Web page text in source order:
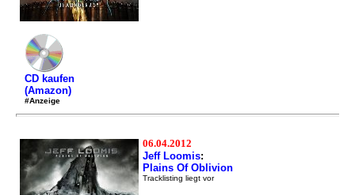
CD kaufen
(Amazon)
#Anzeige
06.04.2012
Jeff Loomis:
Plains Of Oblivion
Tracklisting liegt vor